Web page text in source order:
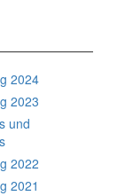
2024
2023
und
2022
2021